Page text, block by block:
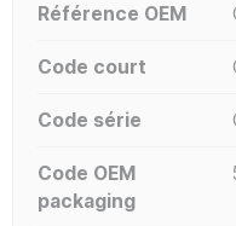
Référence OEM
Code court
Code série
Code OEM
packaging